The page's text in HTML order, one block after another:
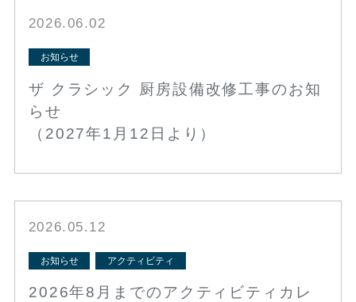
2026.06.02
お知らせ
ザ クラシック 厨房設備改修工事のお知
らせ
（2027年1月12日より）
2026.05.12
お知らせ アクティビティ
2026年8月までのアクティビティカレ